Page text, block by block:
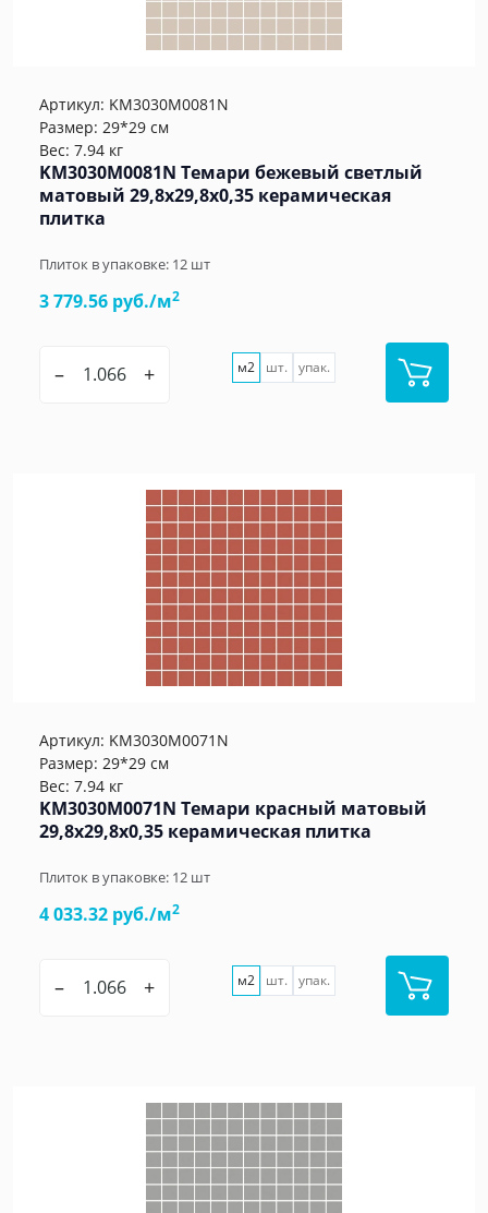
Артикул: KM3030M0081N
Размер: 29*29 см
Вес: 7.94 кг
KM3030M0081N Темари бежевый светлый
матовый 29,8x29,8x0,35 керамическая
плитка
Плиток в упаковке: 12 шт
3 779.56 руб./м2
– + м2 шт. упак.
Артикул: KM3030M0071N
Размер: 29*29 см
Вес: 7.94 кг
KM3030M0071N Темари красный матовый
29,8x29,8x0,35 керамическая плитка
Плиток в упаковке: 12 шт
4 033.32 руб./м2
– + м2 шт. упак.